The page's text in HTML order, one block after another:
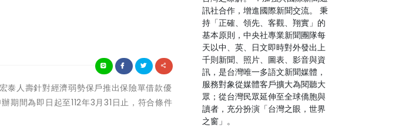
人壽針對經濟弱勢保戶推出保險單借款優
期間為即日起至112年3月31日止，符合條件
訊社合作，增進國際新聞交流。 秉
持「正確、領先、客觀、翔實」的
基本原則，中央社專業新聞團隊每
天以中、英、日文即時對外發出上
千則新聞、照片、圖表、影音與資
訊，是台灣唯一多語文新聞媒體，
服務對象從媒體客戶擴大為閱聽大
眾；從台灣民眾延伸至全球僑胞與
讀者，充分扮演「台灣之眼，世界
之窗」。